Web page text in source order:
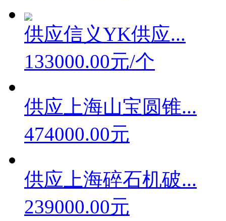
供应信义YK供应...
133000.00元/个
供应上海山宝圆锥...
474000.00元
供应上海碎石机破...
239000.00元